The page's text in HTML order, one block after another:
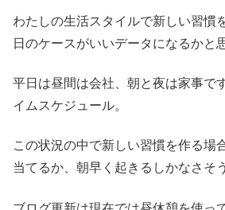
わたしの生活スタイルで新しい習慣
日のケースがいいデータになるかと
平日は昼間は会社、朝と夜は家事で
イムスケジュール。
この状況の中で新しい習慣を作る場
当てるか、朝早く起きるしかなさそ